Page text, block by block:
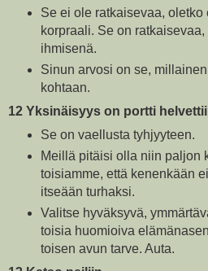
Se ei ole ratkaisevaa, oletko
korpraali. Se on
ihmisenä.
Sinun arvosi on se,
kohtaan.
12 Yksinäisyys on portti
Se on vaellusta tyhjyyteen.
Meillä pitäisi olla niin paljon
toisiamme, että kenenkään
itseään turhaksi.
Valitse hyväksyvä,
toisia huomioiva
toisen avun tarve. Auta.